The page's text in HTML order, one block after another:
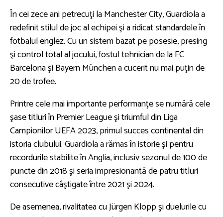
În cei zece ani petrecuţi la Manchester City, Guardiola a
redefinit stilul de joc al echipei şi a ridicat standardele în
fotbalul englez. Cu un sistem bazat pe posesie, presing
şi control total al jocului, fostul tehnician de la FC
Barcelona şi Bayern München a cucerit nu mai puţin de
20 de trofee.
Printre cele mai importante performanţe se numără cele
şase titluri în Premier League şi triumful din Liga
Campionilor UEFA 2023, primul succes continental din
istoria clubului. Guardiola a rămas în istorie şi pentru
recordurile stabilite în Anglia, inclusiv sezonul de 100 de
puncte din 2018 şi seria impresionantă de patru titluri
consecutive câştigate între 2021 şi 2024.
De asemenea, rivalitatea cu Jürgen Klopp şi duelurile cu